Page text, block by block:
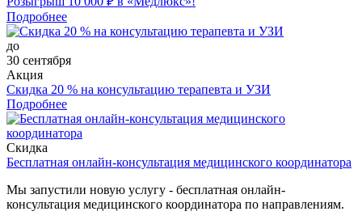
Подробнее
до
30 сентября
Акция
Скидка 20 % на консультацию терапевта и УЗИ
Подробнее
Скидка
Бесплатная онлайн-консультация медицинского координатора
Мы запустили новую услугу - бесплатная онлайн-
консультация медицинского координатора по направлениям.